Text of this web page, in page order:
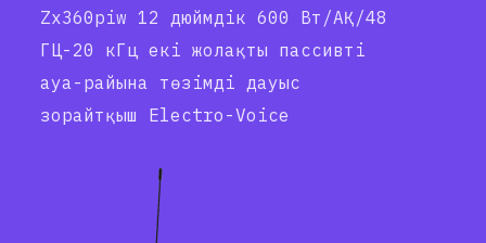
Zx360piw 12 дюймдік 600 Вт/АҚ/48
ГЦ-20 кГц екі жолақты пассивті
ауа-райына төзімді дауыс
зорайтқыш Electro-Voice